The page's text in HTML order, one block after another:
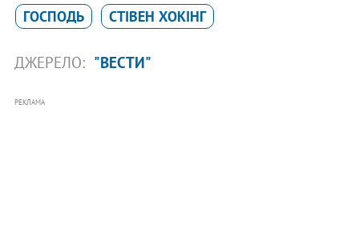
ГОСПОДЬ СТІВЕН ХОКІНГ
ДЖЕРЕЛО: "ВЕСТИ"
РЕКЛАМА